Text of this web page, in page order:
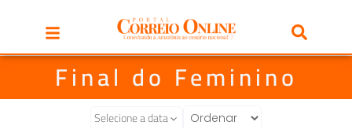
Final do Feminino
Selecione a data